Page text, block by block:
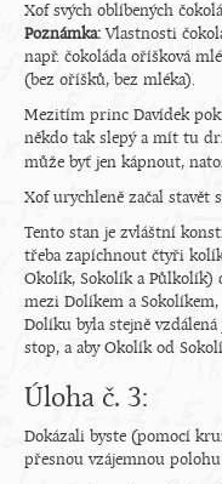
Xof svých oblíbených
Poznámka:Vlastnosti
např. čokoláda oříšková
(bez oříšků, bez mléka).
Mezitím princ Davídek
někdo tak slepý a mít tu
může byť jen kápnout,
Xof urychleně začal stavět
Tento stan je zvláštní
třeba zapíchnout čtyři
Okolík, Sokolík a Půlkolík)
mezi Dolíkem a
Dolíku byla stejně
stop, a aby Okolík od
Úloha č. 3:
Dokázali byste (pomocí
přesnou vzájemnou